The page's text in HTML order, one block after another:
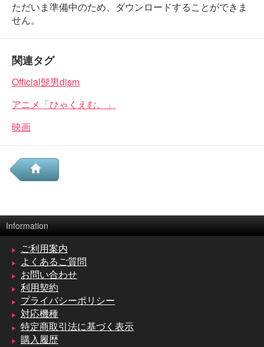
ただいま準備中のため、ダウンロードすることができま
せん。
関連タグ
Official髭男dism
アニメ「ひゃくえむ。」
映画
Information
ご利用案内
よくあるご質問
お問い合わせ
利用契約
プライバシーポリシー
対応機種
特定商取引法に基づく表示
購入履歴